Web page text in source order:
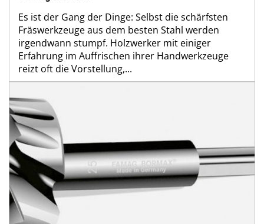
Es ist der Gang der Dinge: Selbst die schärfsten
Fräswerkzeuge aus dem besten Stahl werden
irgendwann stumpf. Holzwerker mit einiger
Erfahrung im Auffrischen ihrer Handwerkzeuge
reizt oft die Vorstellung,...